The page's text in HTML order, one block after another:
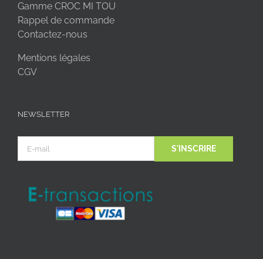
Gamme CROC MI TOU
Rappel de commande
Contactez-nous
Mentions légales
CGV
NEWSLETTER